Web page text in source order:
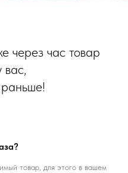
через час товар
вас,
товар, для этого в вашем